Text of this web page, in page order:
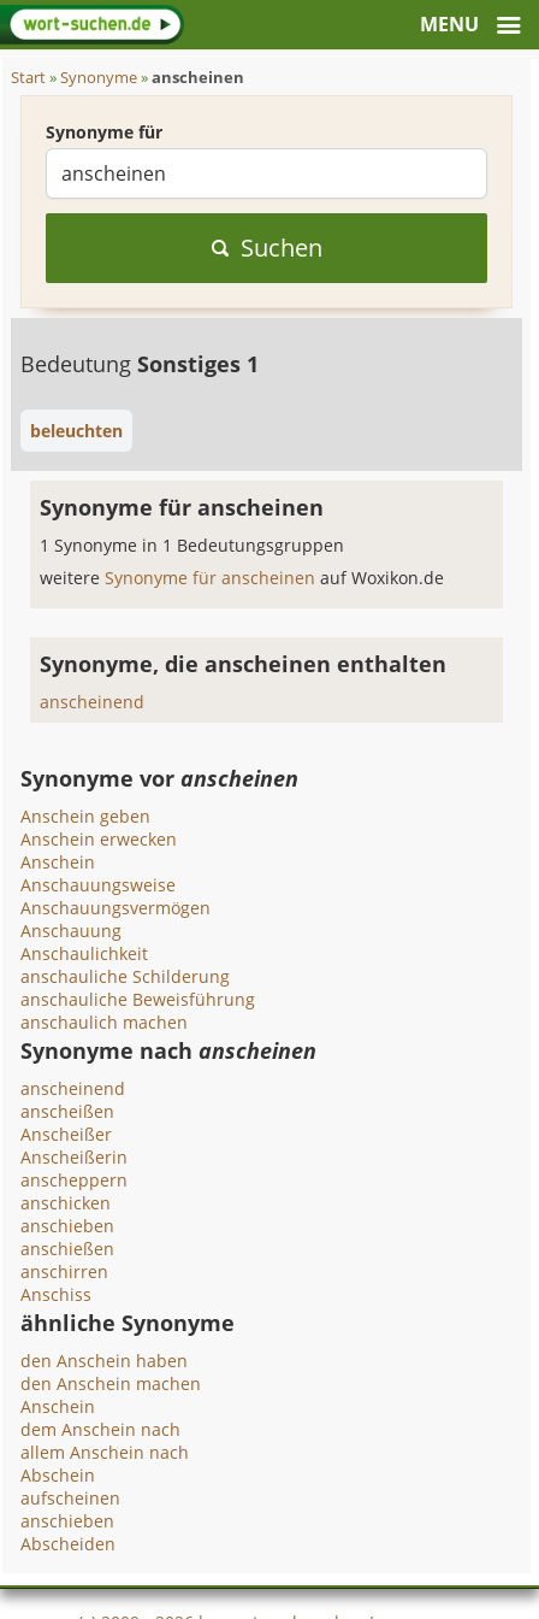
Start»Synonyme»anscheinen
Synonyme für
Suchen
BedeutungSonstiges 1
beleuchten
Synonyme für anscheinen
1 Synonyme in 1 Bedeutungsgruppen
weitereSynonyme für anscheinenauf Woxikon.de
Synonyme, die anscheinen enthalten
anscheinend
Synonyme voranscheinen
Anschein geben
Anschein erwecken
Anschein
Anschauungsweise
Anschauungsvermögen
Anschauung
Anschaulichkeit
anschauliche Schilderung
anschauliche Beweisführung
anschaulich machen
Synonyme nachanscheinen
anscheinend
anscheißen
Anscheißer
Anscheißerin
anscheppern
anschicken
anschieben
anschießen
anschirren
Anschiss
ähnliche Synonyme
den Anschein haben
den Anschein machen
Anschein
dem Anschein nach
allem Anschein nach
Abschein
aufscheinen
anschieben
Abscheiden